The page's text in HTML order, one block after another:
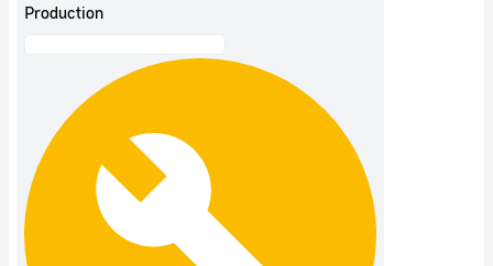
Production